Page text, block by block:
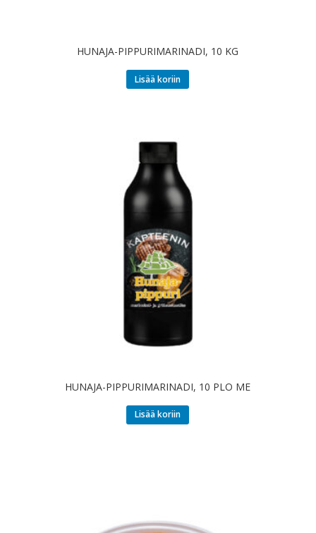
HUNAJA-PIPPURIMARINADI, 10 KG
Lisää koriin
HUNAJA-PIPPURIMARINADI, 10 PLO ME
Lisää koriin